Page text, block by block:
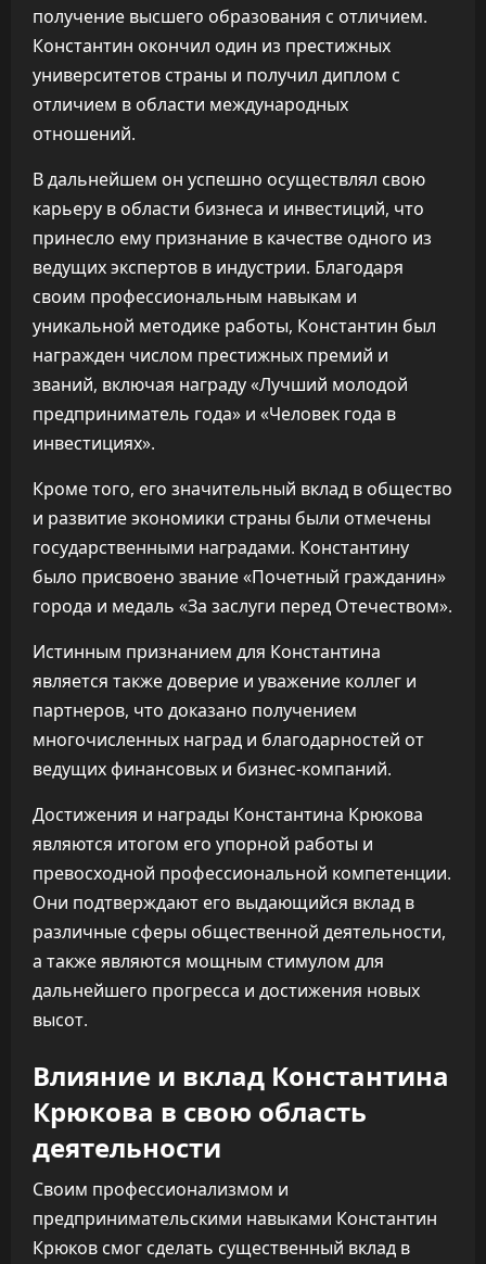
получение высшего образования с отличием.
Константин окончил один из престижных
университетов страны и получил диплом с
отличием в области международных
отношений.
В дальнейшем он успешно осуществлял свою
карьеру в области бизнеса и инвестиций, что
принесло ему признание в качестве одного из
ведущих экспертов в индустрии. Благодаря
своим профессиональным навыкам и
уникальной методике работы, Константин был
награжден числом престижных премий и
званий, включая награду «Лучший молодой
предприниматель года» и «Человек года в
инвестициях».
Кроме того, его значительный вклад в общество
и развитие экономики страны были отмечены
государственными наградами. Константину
было присвоено звание «Почетный гражданин»
города и медаль «За заслуги перед Отечеством».
Истинным признанием для Константина
является также доверие и уважение коллег и
партнеров, что доказано получением
многочисленных наград и благодарностей от
ведущих финансовых и бизнес-компаний.
Достижения и награды Константина Крюкова
являются итогом его упорной работы и
превосходной профессиональной компетенции.
Они подтверждают его выдающийся вклад в
различные сферы общественной деятельности,
а также являются мощным стимулом для
дальнейшего прогресса и достижения новых
высот.
Влияние и вклад Константина
Крюкова в свою область
деятельности
Своим профессионализмом и
предпринимательскими навыками Константин
Крюков смог сделать существенный вклад в